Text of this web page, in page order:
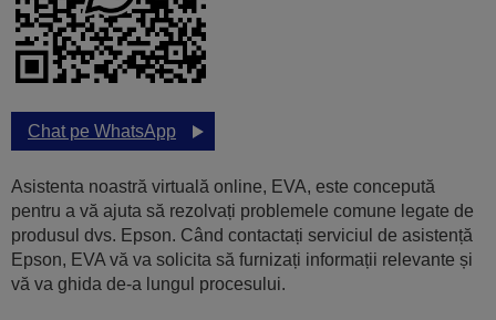
Chat pe WhatsApp
Asistenta noastră virtuală online, EVA, este concepută
pentru a vă ajuta să rezolvați problemele comune legate de
produsul dvs. Epson. Când contactați serviciul de asistență
Epson, EVA vă va solicita să furnizați informații relevante și
vă va ghida de-a lungul procesului.